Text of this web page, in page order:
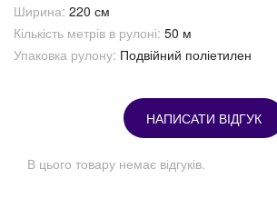
Ширина: 220 см
Кількість метрів в рулоні: 50 м
Упаковка рулону: Подвійний поліетилен
НАПИСАТИ ВІДГУК
В цього товару немає відгуків.